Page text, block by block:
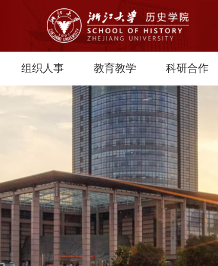
组织人事 教育教学 科研合作